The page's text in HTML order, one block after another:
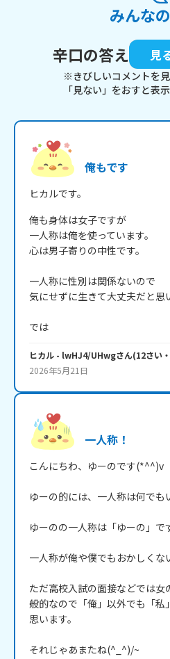
みんな
辛口の答え
見
※きびしいコメントを
「見ない」をおすと表
俺もです
ヒカルです。
俺も身体は女子ですが
一人称は俺を使っています。
心は男子寄りの中性です。
一人称に性別は関係ないので
気にせずに生きて大丈夫だと思
では
ヒカル - lwHJ4/UHwgさん(12さい・
2026年5月21日
一人称！
こんにちわ、ゆーのです(*^^)v
ゆーの的には、一人称は何でも
ゆーのの一人称は「ゆーの」で
一人称が俺や僕でもおかしくな
ただ高校入試の面接などでは
般的なので「俺」以外でも「私
思います。
それじゃあまたね(^_^)/~